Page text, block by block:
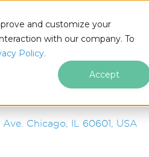
and customize your
with our company. To
Policy.
Accept
Chicago, IL 60601, USA